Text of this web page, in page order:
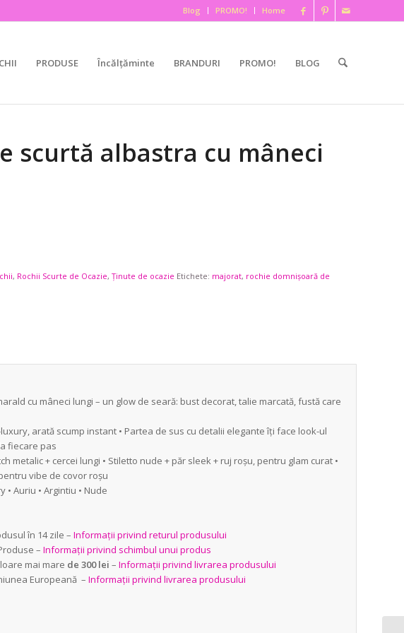
Blog PROMO! Home
PRODUSE Încălțăminte BRANDURI PROMO! BLOG
scurtă albastra cu mâneci
, Rochii Scurte de Ocazie,Ținute de ocazie Etichete: majorat, rochie domnișoară de
cu mâneci lungi – un glow de seară: bust decorat, talie marcată, fustă care
arată scump instant • Partea de sus cu detalii elegante îți face look-ul
fiecare pas
metalic + cercei lungi • Stiletto nude + păr sleek + ruj roșu, pentru glam curat •
vibe de covor roșu
• Auriu • Argintiu • Nude
în 14 zile – Informații privind returul produsului
–Informații privind schimbul unui produs
mai mare de 300 lei –Informații privind livrarea produsului
Europeană –Informații privind livrarea produsului